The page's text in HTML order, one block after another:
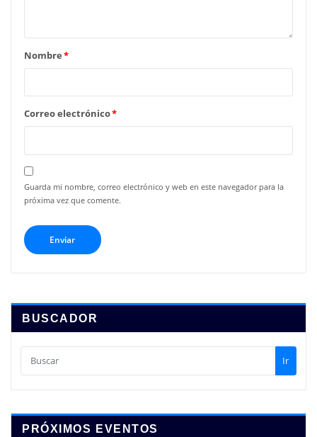
Nombre*
Correo electrónico*
Guarda mi nombre, correo electrónico y web en este navegador para la
próxima vez que comente.
BUSCADOR
Ir
PRÓXIMOS EVENTOS